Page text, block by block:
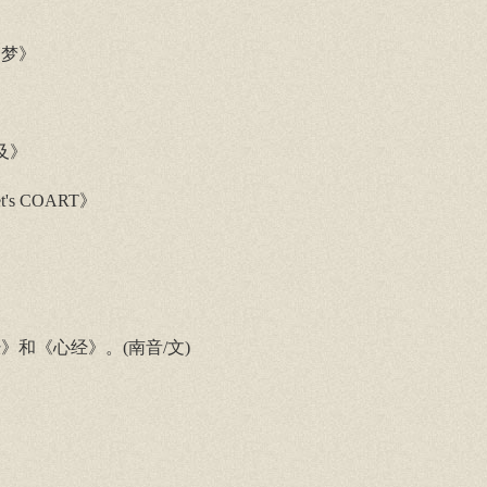
》
COART》
和《心经》。(南音/文)